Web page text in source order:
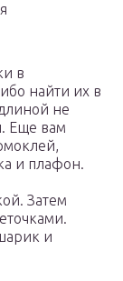
в
найти их в
не
Еще вам
и плафон.
Затем
и